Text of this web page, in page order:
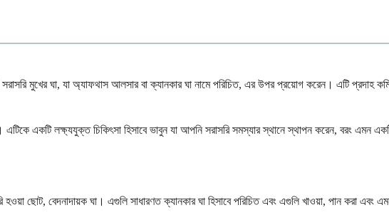
মুখের ঘা, যা অ্যাফথাস আলসার বা ক্যানকার ঘা নামে পরিচিত, এর উপর প্রয়োগ করেন। এটি প্রদাহ
একটি লক্ষ্যযুক্ত চিকিৎসা হিসাবে ভাবুন যা আপনি সরাসরি সমস্যার স্থানে স্থাপন করেন, বরং এমন
হওয়া ছোট, বেদনাদায়ক ঘা। এগুলি সাধারণত ক্যানকার ঘা হিসাবে পরিচিত এবং এগুলি খাওয়া, পান করা